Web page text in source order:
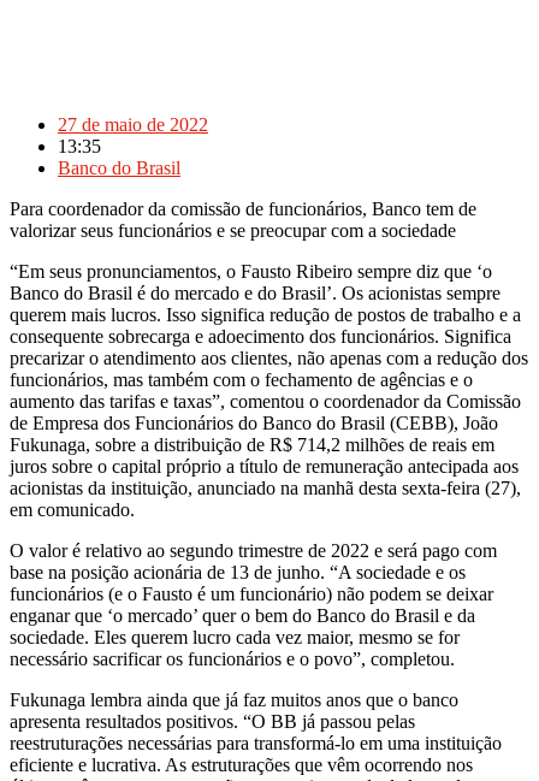
27 de maio de 2022
13:35
Banco do Brasil
Para coordenador da comissão de funcionários, Banco tem de
valorizar seus funcionários e se preocupar com a sociedade
“Em seus pronunciamentos, o Fausto Ribeiro sempre diz que ‘o
Banco do Brasil é do mercado e do Brasil’. Os acionistas sempre
querem mais lucros. Isso significa redução de postos de trabalho e a
consequente sobrecarga e adoecimento dos funcionários. Significa
precarizar o atendimento aos clientes, não apenas com a redução dos
funcionários, mas também com o fechamento de agências e o
aumento das tarifas e taxas”, comentou o coordenador da Comissão
de Empresa dos Funcionários do Banco do Brasil (CEBB), João
Fukunaga, sobre a distribuição de R$ 714,2 milhões de reais em
juros sobre o capital próprio a título de remuneração antecipada aos
acionistas da instituição, anunciado na manhã desta sexta-feira (27),
em comunicado.
O valor é relativo ao segundo trimestre de 2022 e será pago com
base na posição acionária de 13 de junho. “A sociedade e os
funcionários (e o Fausto é um funcionário) não podem se deixar
enganar que ‘o mercado’ quer o bem do Banco do Brasil e da
sociedade. Eles querem lucro cada vez maior, mesmo se for
necessário sacrificar os funcionários e o povo”, completou.
Fukunaga lembra ainda que já faz muitos anos que o banco
apresenta resultados positivos. “O BB já passou pelas
reestruturações necessárias para transformá-lo em uma instituição
eficiente e lucrativa. As estruturações que vêm ocorrendo nos